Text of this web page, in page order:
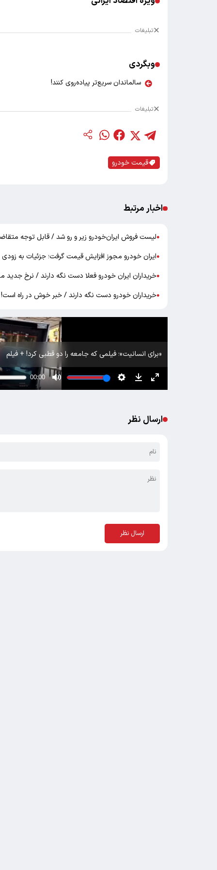
تبلیغات
وبگردی
سالماندان سریع‌تر پیاده‌روی کنند!
تبلیغات
قیمت خودرو
اخبار مرتبط
●لیست فروش ایران‌خودرو زیر و رو شد / قابل توجه
●ایران خودرو مجوز افزایش قیمت گرفت؛ جزئیات به
●خریداران ایران خودرو فعلا دست نگه دارند / نرخ
●خریداران خودرو دست نگه دارند / خبر خوش در راه است!
«برای انسانیت»؛ فیلمی که جامعه را دو قطبی کرد! + فیلم
ارسال نظر
ارسال نظر